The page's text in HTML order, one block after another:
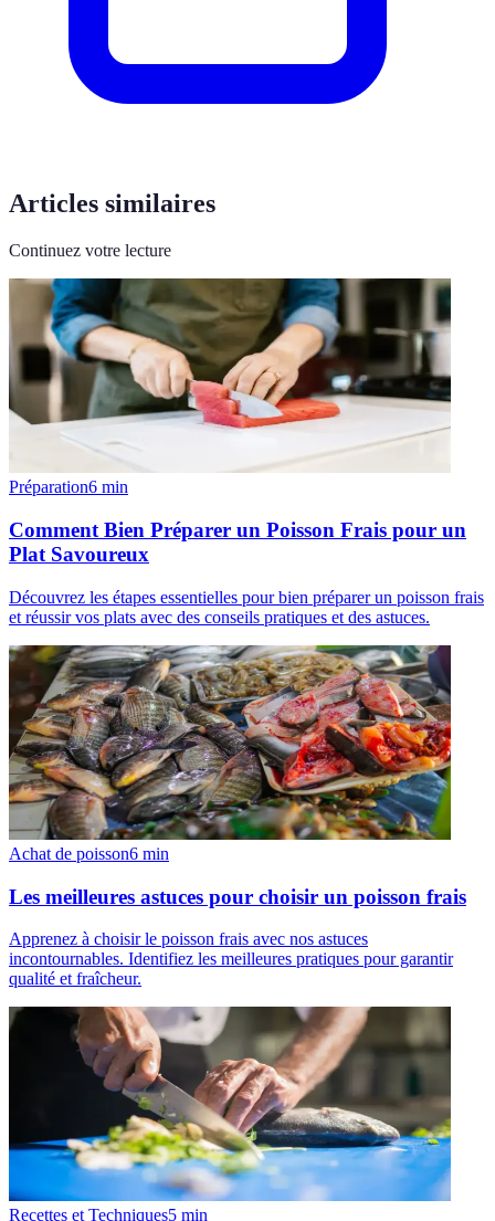
Articles similaires
Continuez votre lecture
Préparation6 min
Comment Bien Préparer un Poisson Frais pour un
Plat Savoureux
Découvrez les étapes essentielles pour bien préparer un poisson frais
et réussir vos plats avec des conseils pratiques et des astuces.
Achat de poisson6 min
Les meilleures astuces pour choisir un poisson frais
Apprenez à choisir le poisson frais avec nos astuces
incontournables. Identifiez les meilleures pratiques pour garantir
qualité et fraîcheur.
Recettes et Techniques5 min